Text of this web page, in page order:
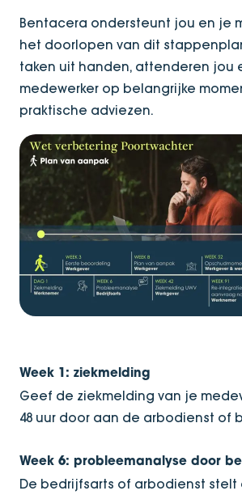
Bentacera ondersteunt jou en je
het doorlopen van dit
taken uit handen, attenderen jou
medewerker op belangrijke
praktische adviezen.
Week 1: ziekmelding
Geef de ziekmelding van je
48 uur door aan de arbodienst of
Week 6: probleemanalyse door
De bedrijfsarts of arbodienst stelt